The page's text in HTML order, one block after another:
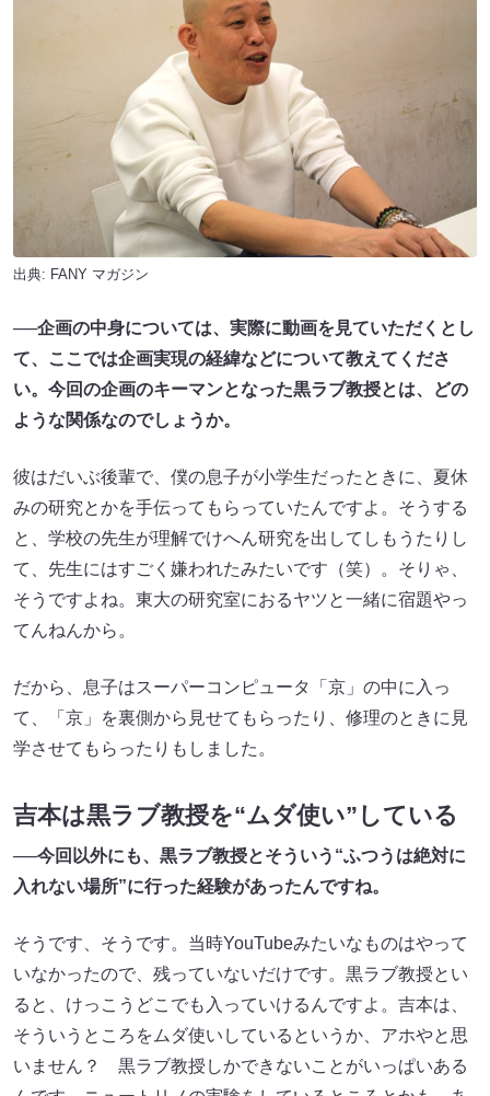
出典: FANY マガジン
──企画の中身については、実際に動画を見ていただくとし
て、ここでは企画実現の経緯などについて教えてくださ
い。今回の企画のキーマンとなった黒ラブ教授とは、どの
ような関係なのでしょうか。
彼はだいぶ後輩で、僕の息子が小学生だったときに、夏休
みの研究とかを手伝ってもらっていたんですよ。そうする
と、学校の先生が理解でけへん研究を出してしもうたりし
て、先生にはすごく嫌われたみたいです（笑）。そりゃ、
そうですよね。東大の研究室におるヤツと一緒に宿題やっ
てんねんから。
だから、息子はスーパーコンピュータ「京」の中に入っ
て、「京」を裏側から見せてもらったり、修理のときに見
学させてもらったりもしました。
吉本は黒ラブ教授を“ムダ使い”している
──今回以外にも、黒ラブ教授とそういう“ふつうは絶対に
入れない場所”に行った経験があったんですね。
そうです、そうです。当時YouTubeみたいなものはやって
いなかったので、残っていないだけです。黒ラブ教授とい
ると、けっこうどこでも入っていけるんですよ。吉本は、
そういうところをムダ使いしているというか、アホやと思
いません？ 黒ラブ教授しかできないことがいっぱいある